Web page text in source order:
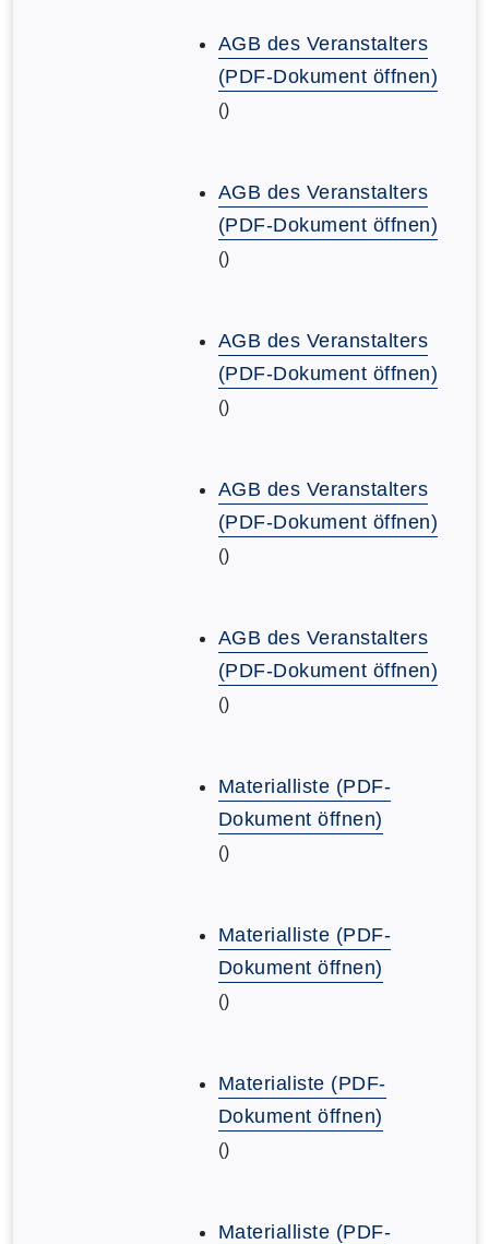
AGB des Veranstalters
(PDF-Dokument öffnen)
()
AGB des Veranstalters
(PDF-Dokument öffnen)
()
AGB des Veranstalters
(PDF-Dokument öffnen)
()
AGB des Veranstalters
(PDF-Dokument öffnen)
()
AGB des Veranstalters
(PDF-Dokument öffnen)
()
Materialliste (PDF-
Dokument öffnen)
()
Materialliste (PDF-
Dokument öffnen)
()
Materialiste (PDF-
Dokument öffnen)
()
Materialliste (PDF-